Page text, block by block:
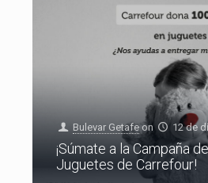
Bulevar Getafe on 12 de
¡Súmate a la Campaña
Juguetes de Carrefour!